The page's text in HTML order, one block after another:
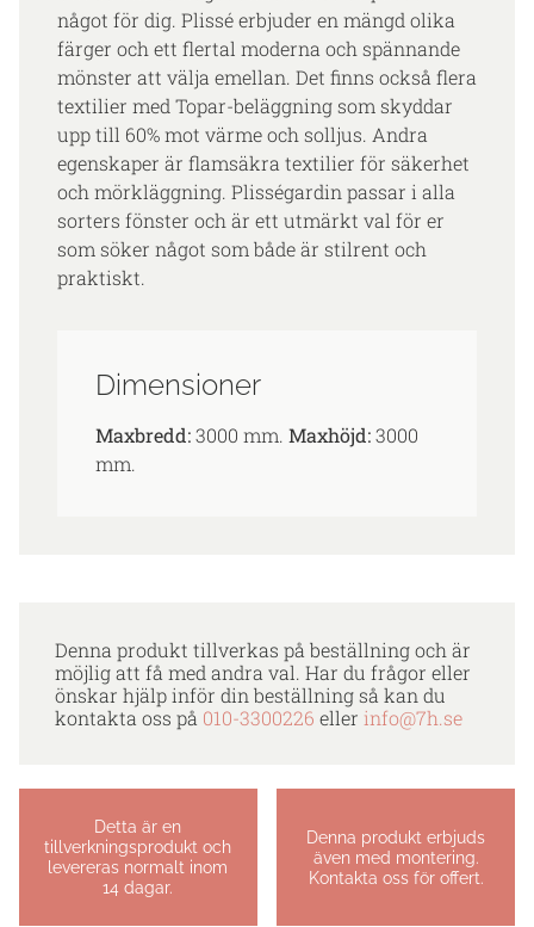
något för dig. Plissé erbjuder en mängd olika
färger och ett flertal moderna och spännande
mönster att välja emellan. Det finns också flera
textilier med Topar-beläggning som skyddar
upp till 60% mot värme och solljus. Andra
egenskaper är flamsäkra textilier för säkerhet
och mörkläggning. Plisségardin passar i alla
sorters fönster och är ett utmärkt val för er
som söker något som både är stilrent och
praktiskt.
Dimensioner
Maxbredd:3000 mm. Maxhöjd:3000
mm.
Denna produkt tillverkas på beställning och är
möjlig att få med andra val. Har du frågor eller
önskar hjälp inför din beställning så kan du
kontakta oss på 010-3300226 eller info@7h.se
Detta är en
tillverkningsprodukt och
levereras normalt inom
14 dagar.
Denna produkt erbjuds
även med montering.
Kontakta oss för offert.